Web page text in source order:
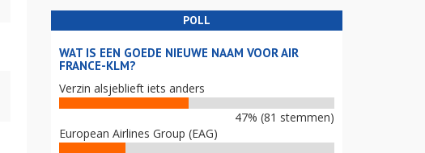
POLL
WAT IS EEN GOEDE NIEUWE NAAM VOOR AIR
FRANCE-KLM?
Verzin alsjeblieft iets anders
47% (81 stemmen)
European Airlines Group (EAG)